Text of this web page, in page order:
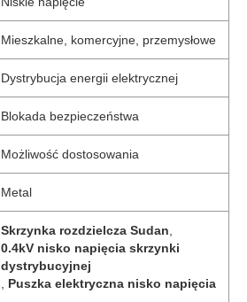
Mieszkalne, komercyjne, przemysłowe
Dystrybucja energii elektrycznej
Blokada bezpieczeństwa
Możliwość dostosowania
Metal
Skrzynka rozdzielcza Sudan
0.4kV nisko napięcia skrzynki
dystrybucyjnej
Puszka elektryczna nisko napięcia